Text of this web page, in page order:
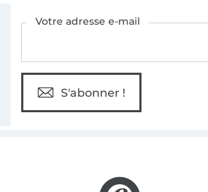
Votre adresse e-mail
S'abonner !